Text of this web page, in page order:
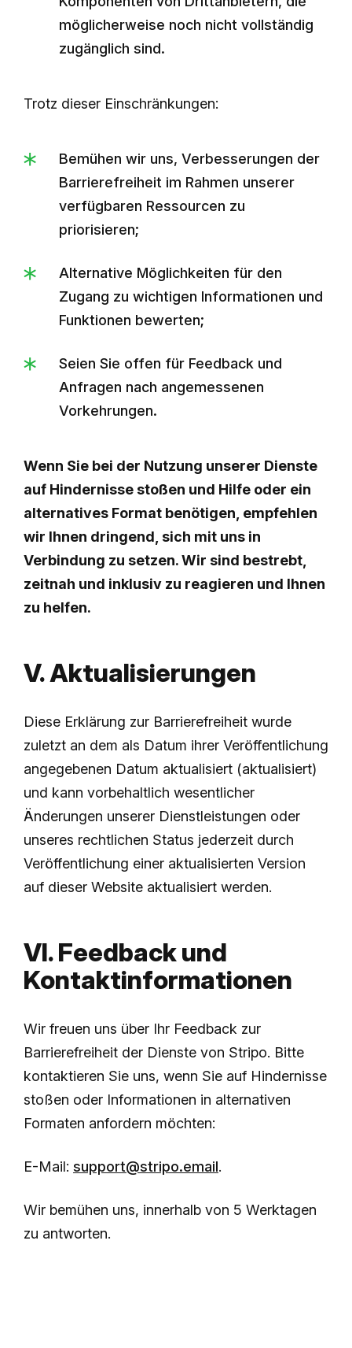
möglicherweise noch nicht vollständig
zugänglich sind.
Trotz dieser Einschränkungen:
Bemühen wir uns, Verbesserungen der
Barrierefreiheit im Rahmen unserer
verfügbaren Ressourcen zu
priorisieren;
Alternative Möglichkeiten für den
Zugang zu wichtigen Informationen und
Funktionen bewerten;
Seien Sie offen für Feedback und
Anfragen nach angemessenen
Vorkehrungen.
Wenn Sie bei der Nutzung unserer Dienste
auf Hindernisse stoßen und Hilfe oder ein
alternatives Format benötigen, empfehlen
wir Ihnen dringend, sich mit uns in
Verbindung zu setzen. Wir sind bestrebt,
zeitnah und inklusiv zu reagieren und Ihnen
zu helfen.
V. Aktualisierungen
Diese Erklärung zur Barrierefreiheit wurde
zuletzt an dem als Datum ihrer Veröffentlichung
angegebenen Datum aktualisiert (aktualisiert)
und kann vorbehaltlich wesentlicher
Änderungen unserer Dienstleistungen oder
unseres rechtlichen Status jederzeit durch
Veröffentlichung einer aktualisierten Version
auf dieser Website aktualisiert werden.
VI. Feedback und
Kontaktinformationen
Wir freuen uns über Ihr Feedback zur
Barrierefreiheit der Dienste von Stripo. Bitte
kontaktieren Sie uns, wenn Sie auf Hindernisse
stoßen oder Informationen in alternativen
Formaten anfordern möchten:
E-Mail: support@stripo.email.
Wir bemühen uns, innerhalb von 5 Werktagen
zu antworten.